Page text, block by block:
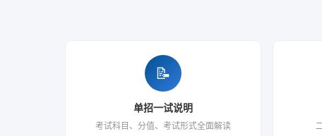
📝
单招一试说明
考试科目、分值、考试形式全面解读